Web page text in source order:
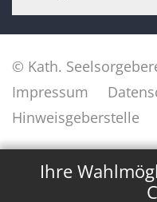
Ihre
© Kath.
Impressum
Hinweisgeberstelle